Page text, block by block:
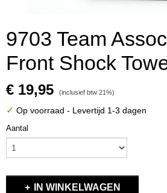
9703 Team
Front Shock
€ 19,95 (inclusief btw 21%)
✓ Op voorraad - Levertijd 1-3 dagen
Aantal
IN WINKELWAGEN